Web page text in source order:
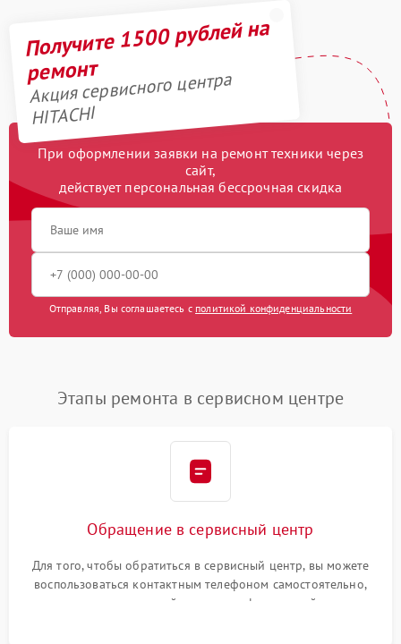
Получите 1500 рублей на
ремонт
Акция сервисного центра
HITACHI
При оформлении заявки на ремонт техники через
сайт,
действует персональная бессрочная скидка
Отправляя, Вы соглашаетесь с политикой конфиденциальности
Этапы ремонта в сервисном центре
Обращение в сервисный центр
Для того, чтобы обратиться в сервисный центр, вы можете
воспользоваться контактным телефоном самостоятельно,
или оставить свой номер телефона на сайте